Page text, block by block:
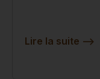
Lire la suite -->